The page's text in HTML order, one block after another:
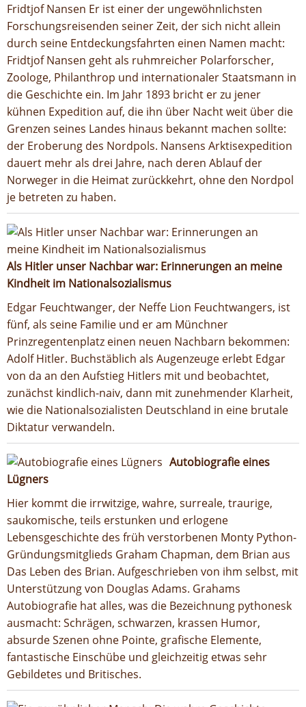
Fridtjof Nansen Er ist einer der ungewöhnlichsten
Forschungsreisenden seiner Zeit, der sich nicht allein
durch seine Entdeckungsfahrten einen Namen macht:
Fridtjof Nansen geht als ruhmreicher Polarforscher,
Zoologe, Philanthrop und internationaler Staatsmann in
die Geschichte ein. Im Jahr 1893 bricht er zu jener
kühnen Expedition auf, die ihn über Nacht weit über die
Grenzen seines Landes hinaus bekannt machen sollte:
der Eroberung des Nordpols. Nansens Arktisexpedition
dauert mehr als drei Jahre, nach deren Ablauf der
Norweger in die Heimat zurückkehrt, ohne den Nordpol
je betreten zu haben.
Als Hitler unser Nachbar war: Erinnerungen an meine
Kindheit im Nationalsozialismus
Edgar Feuchtwanger, der Neffe Lion Feuchtwangers, ist
fünf, als seine Familie und er am Münchner
Prinzregentenplatz einen neuen Nachbarn bekommen:
Adolf Hitler. Buchstäblich als Augenzeuge erlebt Edgar
von da an den Aufstieg Hitlers mit und beobachtet,
zunächst kindlich-naiv, dann mit zunehmender Klarheit,
wie die Nationalsozialisten Deutschland in eine brutale
Diktatur verwandeln.
Autobiografie eines
Lügners
Hier kommt die irrwitzige, wahre, surreale, traurige,
saukomische, teils erstunken und erlogene
Lebensgeschichte des früh verstorbenen Monty Python-
Gründungsmitglieds Graham Chapman, dem Brian aus
Das Leben des Brian. Aufgeschrieben von ihm selbst, mit
Unterstützung von Douglas Adams. Grahams
Autobiografie hat alles, was die Bezeichnung pythonesk
ausmacht: Schrägen, schwarzen, krassen Humor,
absurde Szenen ohne Pointe, grafische Elemente,
fantastische Einschübe und gleichzeitig etwas sehr
Gebildetes und Britisches.